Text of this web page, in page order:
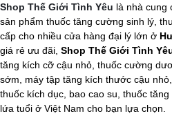
Shop Thế Giới Tình Yêu là nhà cung
sản phẩm thuốc tăng cường sinh lý,
cấp cho nhiều cửa hàng đại lý lớn ở
giá rẻ ưu đãi, Shop Thế Giới Tình
tăng kích cỡ cậu nhỏ, thuốc cường
sớm, máy tập tăng kích thước cậu
thuốc kích dục, bao cao su, thuốc
lứa tuổi ở Việt Nam cho bạn lựa chọn.